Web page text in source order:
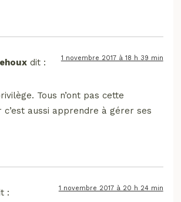
dit : 1 novembre 2017 à 18 h 39 min
Tous n’ont pas cette
c’est aussi apprendre à gérer ses
: 1 novembre 2017 à 20 h 24 min